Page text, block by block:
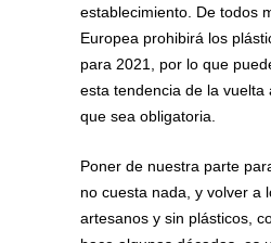
establecimiento. De todos
Europea prohibirá los
para 2021, por lo que
esta tendencia de la vuelta
que sea obligatoria.
Poner de nuestra parte
no cuesta nada, y volver a
artesanos y sin plásticos,